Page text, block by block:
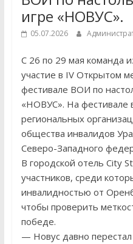
игре «НОВУС».
05.07.2026
С 26 по 29 мая команда
участие в IV Открытом
фестивале ВОИ по
«НОВУС». На фестивале
региональных
общества инвалидов
Северо-Западного
В городской отель City
участников, среди
инвалидностью от
чтобы проверить
победе.
— Новус давно